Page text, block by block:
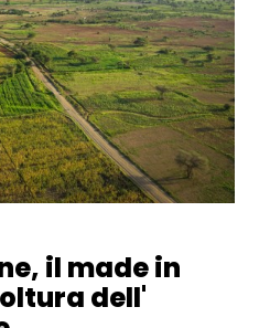
il made in
dell'